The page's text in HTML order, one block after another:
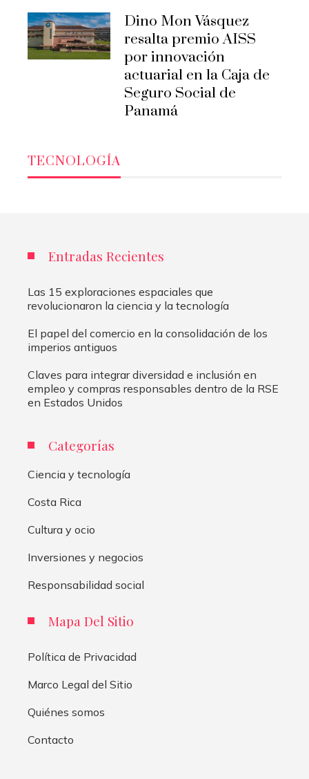
Dino Mon Vásquez
resalta premio AISS
por innovación
actuarial en la Caja de
Seguro Social de
Panamá
TECNOLOGÍA
Entradas Recientes
Las 15 exploraciones espaciales que
revolucionaron la ciencia y la tecnología
El papel del comercio en la consolidación de los
imperios antiguos
Claves para integrar diversidad e inclusión en
empleo y compras responsables dentro de la RSE
en Estados Unidos
Categorías
Ciencia y tecnología
Costa Rica
Cultura y ocio
Inversiones y negocios
Responsabilidad social
Mapa Del Sitio
Política de Privacidad
Marco Legal del Sitio
Quiénes somos
Contacto